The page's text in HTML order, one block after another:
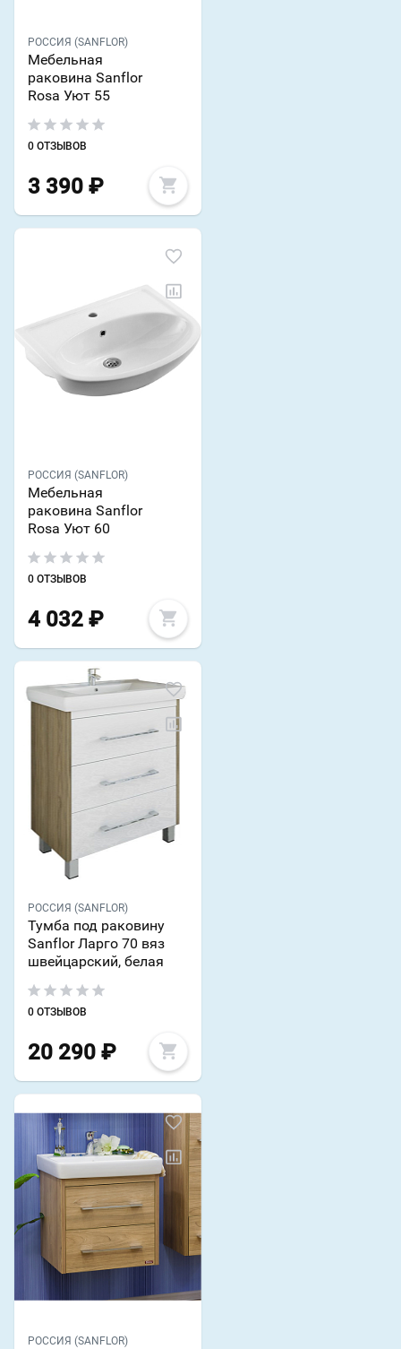
РОССИЯ (SANFLOR)
Мебельная
раковина Sanflor
Rosa Уют 55
0 ОТЗЫВОВ
3 390 ₽
РОССИЯ (SANFLOR)
Мебельная
раковина Sanflor
Rosa Уют 60
0 ОТЗЫВОВ
4 032 ₽
РОССИЯ (SANFLOR)
Тумба под раковину
Sanflor Ларго 70 вяз
швейцарский, белая
0 ОТЗЫВОВ
20 290 ₽
РОССИЯ (SANFLOR)